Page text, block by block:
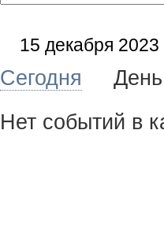
15 декабря
Сегодня
Нет событий в